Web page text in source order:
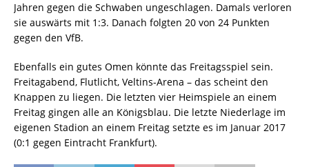
Jahren gegen die Schwaben ungeschlagen. Damals verloren
sie auswärts mit 1:3. Danach folgten 20 von 24 Punkten
gegen den VfB.
Ebenfalls ein gutes Omen könnte das Freitagsspiel sein.
Freitagabend, Flutlicht, Veltins-Arena – das scheint den
Knappen zu liegen. Die letzten vier Heimspiele an einem
Freitag gingen alle an Königsblau. Die letzte Niederlage im
eigenen Stadion an einem Freitag setzte es im Januar 2017
(0:1 gegen Eintracht Frankfurt).